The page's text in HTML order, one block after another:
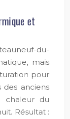
et
du-
mais
pour
des anciens
chaleur du
Résultat :